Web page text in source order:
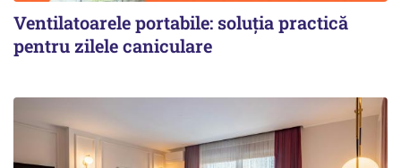
Ventilatoarele portabile: soluția practică
pentru zilele caniculare